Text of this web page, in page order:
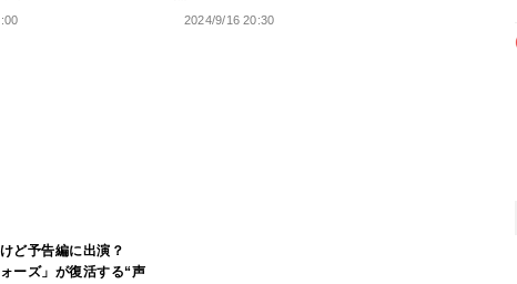
2024/9/16 20:30
ど予告編に出演？
ーズ」が復活する“声